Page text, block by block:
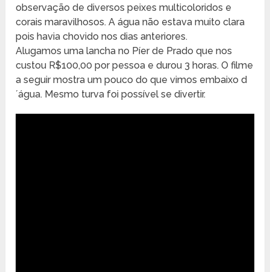
observação de diversos peixes multicoloridos e
corais maravilhosos. A água não estava muito clara
pois havia chovido nos dias anteriores.
Alugamos uma lancha no Píer de Prado que nos
custou R$100,00 por pessoa e durou 3 horas. O filme
a seguir mostra um pouco do que vimos embaixo d
´água. Mesmo turva foi possível se divertir.